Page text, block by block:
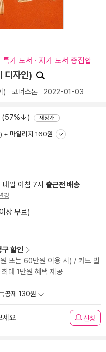
가 도서 · 저가 도서 총집합
디자인)
) 코너스톤 2022-01-03
(57%↓) 재정가
+ 마일리지 160원
일 아침 7시 출근전 배송
경
상 무료)
할인
또는 60만원 이용 시) / 카드 발
대 1만원 혜택 제공
공제 130원
세요 신청